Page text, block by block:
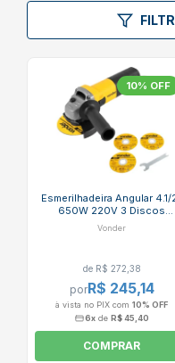
10% OFF
Esmerilhadeira Angular 4.1/
650W 220V 3 Discos
6001065220 EAV650
Vonder
de R$ 272,38
porR$ 245,14
à vista no PIX com 10% OFF
6x de R$ 45,40
COMPRAR